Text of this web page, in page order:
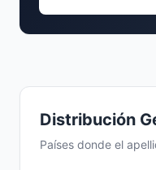
Distribución
Países donde el